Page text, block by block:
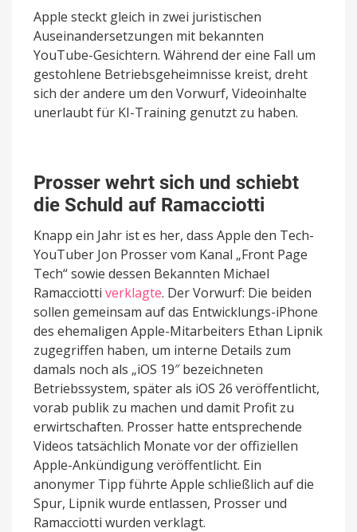
Apple steckt gleich in zwei juristischen
Auseinandersetzungen mit bekannten
YouTube-Gesichtern. Während der eine Fall um
gestohlene Betriebsgeheimnisse kreist, dreht
sich der andere um den Vorwurf, Videoinhalte
unerlaubt für KI-Training genutzt zu haben.
Prosser wehrt sich und schiebt
die Schuld auf Ramacciotti
Knapp ein Jahr ist es her, dass Apple den Tech-
YouTuber Jon Prosser vom Kanal „Front Page
Tech“ sowie dessen Bekannten Michael
Ramacciotti verklagte. Der Vorwurf: Die beiden
sollen gemeinsam auf das Entwicklungs-iPhone
des ehemaligen Apple-Mitarbeiters Ethan Lipnik
zugegriffen haben, um interne Details zum
damals noch als „iOS 19″ bezeichneten
Betriebssystem, später als iOS 26 veröffentlicht,
vorab publik zu machen und damit Profit zu
erwirtschaften. Prosser hatte entsprechende
Videos tatsächlich Monate vor der offiziellen
Apple-Ankündigung veröffentlicht. Ein
anonymer Tipp führte Apple schließlich auf die
Spur, Lipnik wurde entlassen, Prosser und
Ramacciotti wurden verklagt.